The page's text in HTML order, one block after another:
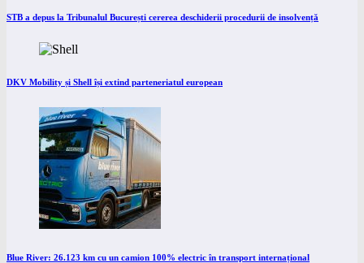
STB a depus la Tribunalul București cererea deschiderii procedurii de insolvență
DKV Mobility și Shell își extind parteneriatul european
Blue River: 26.123 km cu un camion 100% electric în transport internațional